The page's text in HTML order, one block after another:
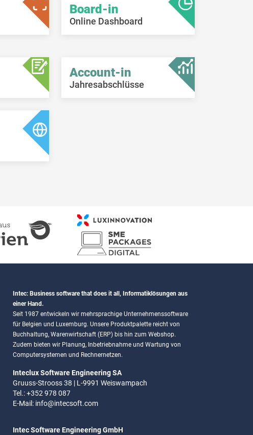
Board-in
Online Dashboard
Account-in
Jahresabschlüsse
Intec: Business software that does it all, Informatiklösungen aus
einer Hand.
Seit 1987 entwickeln wir mehrsprachige Unternehmenssoftware
für Belgien und Luxemburg. Unsere Produktpalette reicht von
Buchhaltung, Warenwirtschaft (ERP) bis hin zum Webshop.
Zudem bieten wir Planung, Inbetriebnahme und Wartung von
Computersystemen und Rechnernetzen.
Inteclux Software Engineering SA
Gruuss-Strooss 38 | L-9991 Weiswampach
Tel.: +352 978 087
E-Mail: info@intecsoft.com
Intec Software Engineering GmbH